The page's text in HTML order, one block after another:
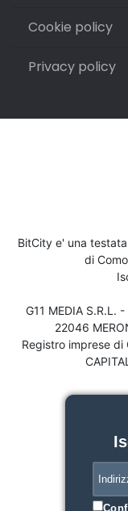
Cookie policy
Privacy policy
BitCity e' una
di
G11 MEDIA S.R.L.
22046
Registro imprese